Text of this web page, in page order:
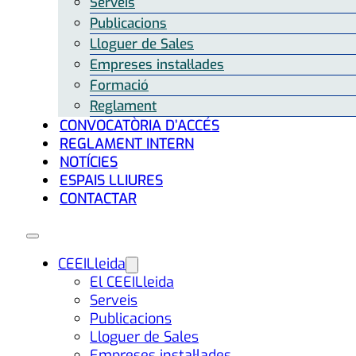
Publicacions
Lloguer de Sales
Empreses instal·lades
Formació
Reglament
CONVOCATÒRIA D’ACCÉS
REGLAMENT INTERN
NOTÍCIES
ESPAIS LLIURES
CONTACTAR
CEEILleida
El CEEILleida
Serveis
Publicacions
Lloguer de Sales